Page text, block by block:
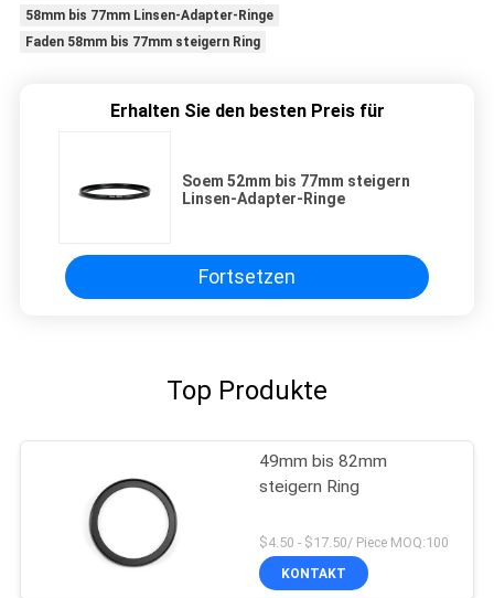
58mm bis 77mm Linsen-Adapter-Ringe
Faden 58mm bis 77mm steigern Ring
Erhalten Sie den besten Preis für
Soem 52mm bis 77mm steigern
Linsen-Adapter-Ringe
Fortsetzen
Top Produkte
49mm bis 82mm
steigern Ring
$4.50 - $17.50/ Piece MOQ:100
KONTAKT